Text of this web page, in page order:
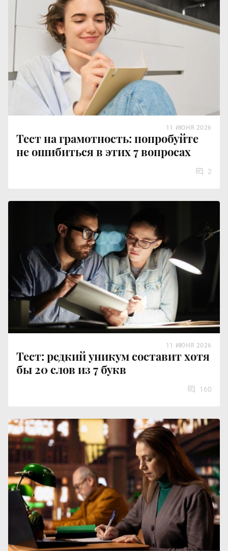
Тест на грамотность: попробуйте
не ошибиться в этих 7 вопросах
11 ИЮНЯ 2026
2
Тест: редкий уникум составит хотя
бы 20 слов из 7 букв
11 ИЮНЯ 2026
160